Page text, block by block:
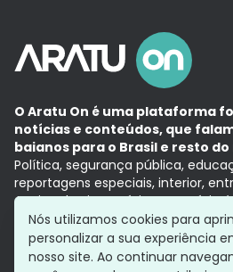
O Aratu On é uma plataforma
notícias e conteúdos, que
baianos para o Brasil e resto
Política, segurança pública,
reportagens especiais, interior,
Aqui, tudo vira notícia e a notícia
com a credibilidade do Grupo
Grupo Aratu
Política de
Nós utilizamos cookies para
personalizar a sua experiência
nosso site. Ao continuar